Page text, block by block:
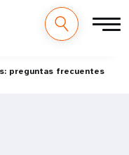
preguntas frecuentes